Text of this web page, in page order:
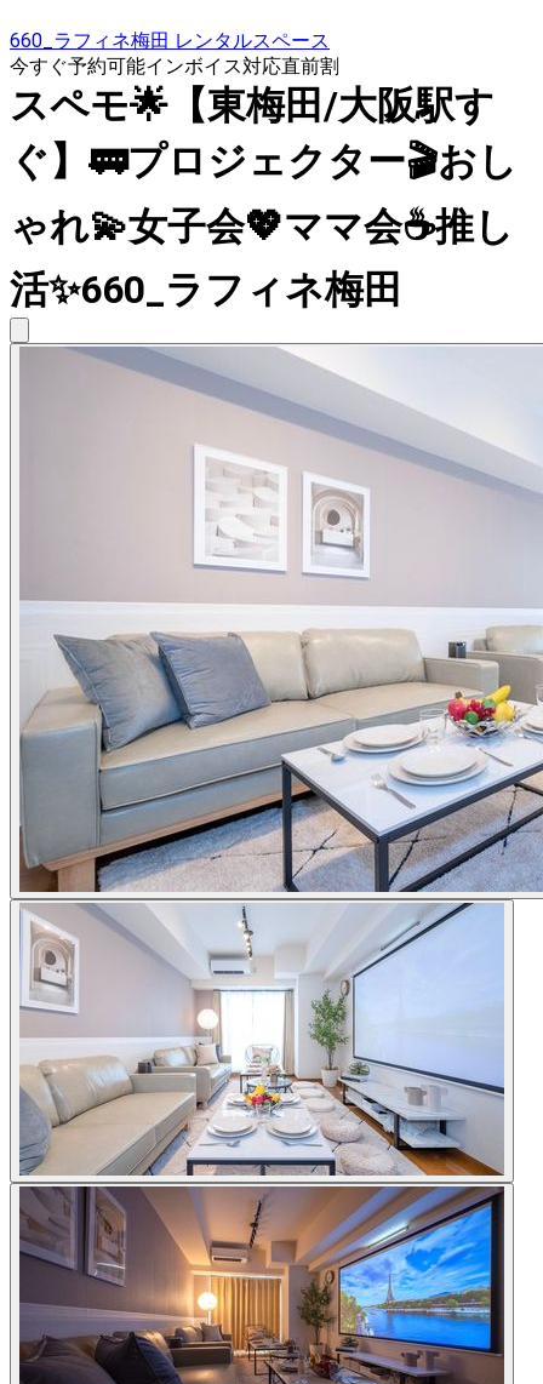
660_ラフィネ梅田 レンタルスペース
今すぐ予約可能インボイス対応直前割
スペモ🌟【東梅田/大阪駅す
ぐ】🚃プロジェクター🎬おし
ゃれ💫女子会💖ママ会☕推し
活✨️660_ラフィネ梅田